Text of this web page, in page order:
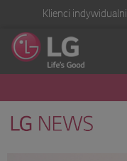
Klienci indywidualni